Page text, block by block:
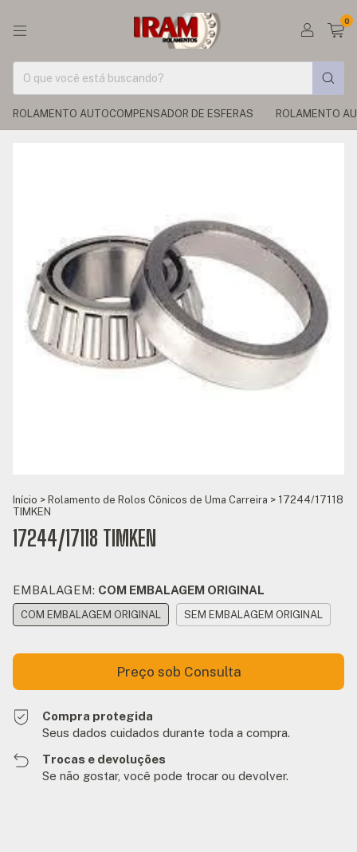
0
ROLAMENTO AUTOCOMPENSADOR DE ESFERAS ROLAMENTO
Início > Rolamento de Rolos Cônicos de Uma Carreira > 17244/17118
TIMKEN
17244/17118 TIMKEN
EMBALAGEM: COM EMBALAGEM ORIGINAL
COM EMBALAGEM ORIGINAL SEM EMBALAGEM ORIGINAL
Compra protegida
Seus dados cuidados durante toda a compra.
Trocas e devoluções
Se não gostar, você pode trocar ou devolver.